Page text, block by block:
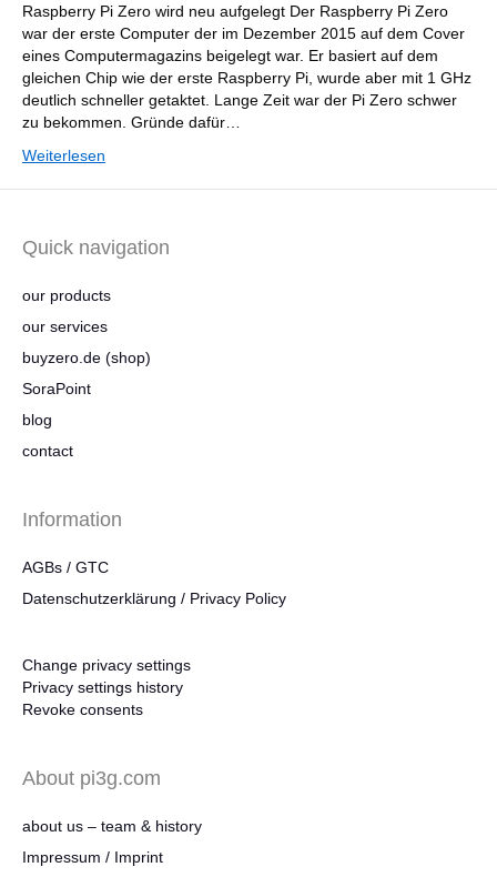
Raspberry Pi Zero wird neu aufgelegt Der Raspberry Pi Zero
war der erste Computer der im Dezember 2015 auf dem Cover
eines Computermagazins beigelegt war. Er basiert auf dem
gleichen Chip wie der erste Raspberry Pi, wurde aber mit 1 GHz
deutlich schneller getaktet. Lange Zeit war der Pi Zero schwer
zu bekommen. Gründe dafür…
Weiterlesen
Quick navigation
our products
our services
buyzero.de (shop)
SoraPoint
blog
contact
Information
AGBs / GTC
Datenschutzerklärung / Privacy Policy
Change privacy settings
Privacy settings history
Revoke consents
About pi3g.com
about us – team & history
Impressum / Imprint